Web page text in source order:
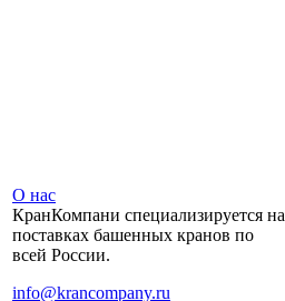
О нас
КранКомпани специализируется на
поставках башенных кранов по
всей России.
info@krancompany.ru